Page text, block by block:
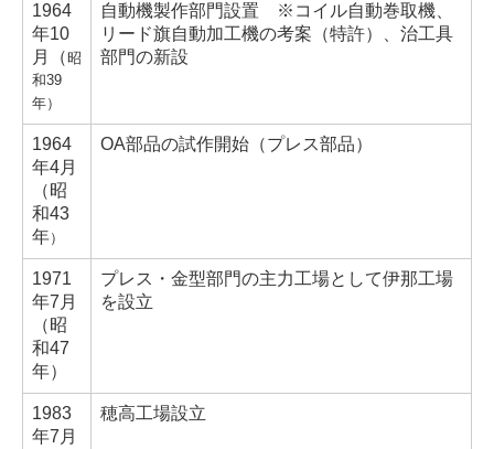
1964
年10
月（ 昭
和39
年）
自動機製作部門設置
※コイル自動巻取機、
リード旗自動加工機の考案（特許）、治工具
部門の新設
1964
年4月
（昭
和43
年）
OA部品の試作開始（プレス部品）
1971
年7月
（昭
和47
年）
プレス・金型部門の主力工場として伊那工場
を設立
1983
年7月
穂高工場設立